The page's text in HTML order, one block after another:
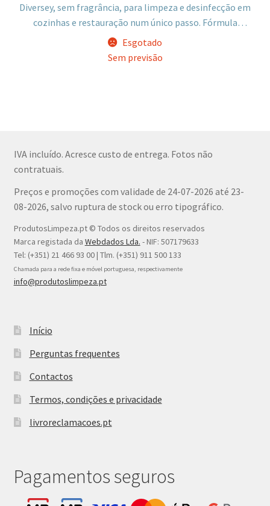
Diversey, sem fragrância, para limpeza e desinfecção em
cozinhas e restauração num único passo. Fórmula
concentrada eficaz contra diversos microrganismos,
indicada para pavimentos, bancadas, tábuas de corte e
Esgotado
Sem previsão
IVA incluído. Acresce custo de entrega. Fotos não
contratuais.
Preços e promoções com validade de 24-07-2026 até 23-
08-2026, salvo ruptura de stock ou erro tipográfico.
ProdutosLimpeza.pt © Todos os direitos reservados
Marca registada da Webdados Lda. - NIF: 507179633
Tel: (+351) 21 466 93 00 | Tlm. (+351) 911 500 133
Chamada para a rede fixa e móvel portuguesa, respectivamente
info@produtoslimpeza.pt
Início
Perguntas frequentes
Contactos
Termos, condições e privacidade
livroreclamacoes.pt
Pagamentos seguros